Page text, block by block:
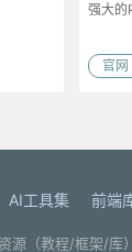
强大的
官网
AI工具集 前端
（教程/框架/库